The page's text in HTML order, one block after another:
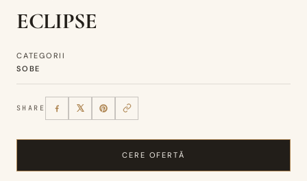
ECLIPSE
CATEGORII
SOBE
SHARE
CERE OFERTĂ